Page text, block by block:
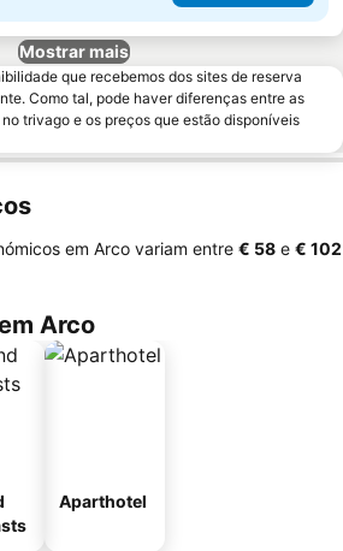
Mostrar mais
que recebemos dos sites de reserva
Como tal, pode haver diferenças entre as
trivago e os preços que estão disponíveis
em Arco variam entre ‎€ 58 e ‎€ 102
Arco
Aparthotel